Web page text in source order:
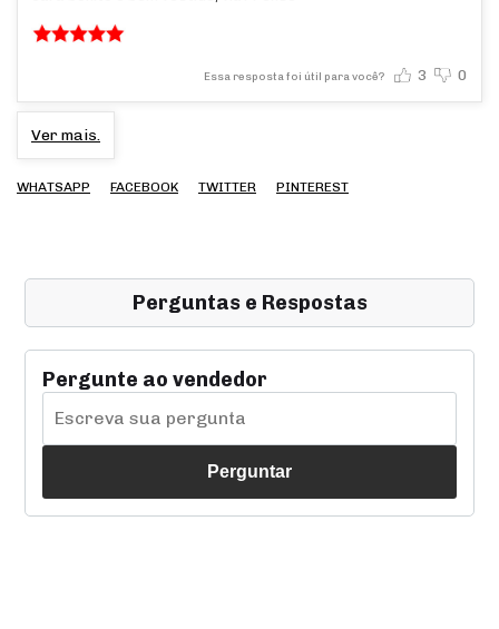
Essa resposta foi útil para você? 3 0
Ver mais.
WHATSAPP FACEBOOK TWITTER PINTEREST
Perguntas e Respostas
Pergunte ao vendedor
Perguntar